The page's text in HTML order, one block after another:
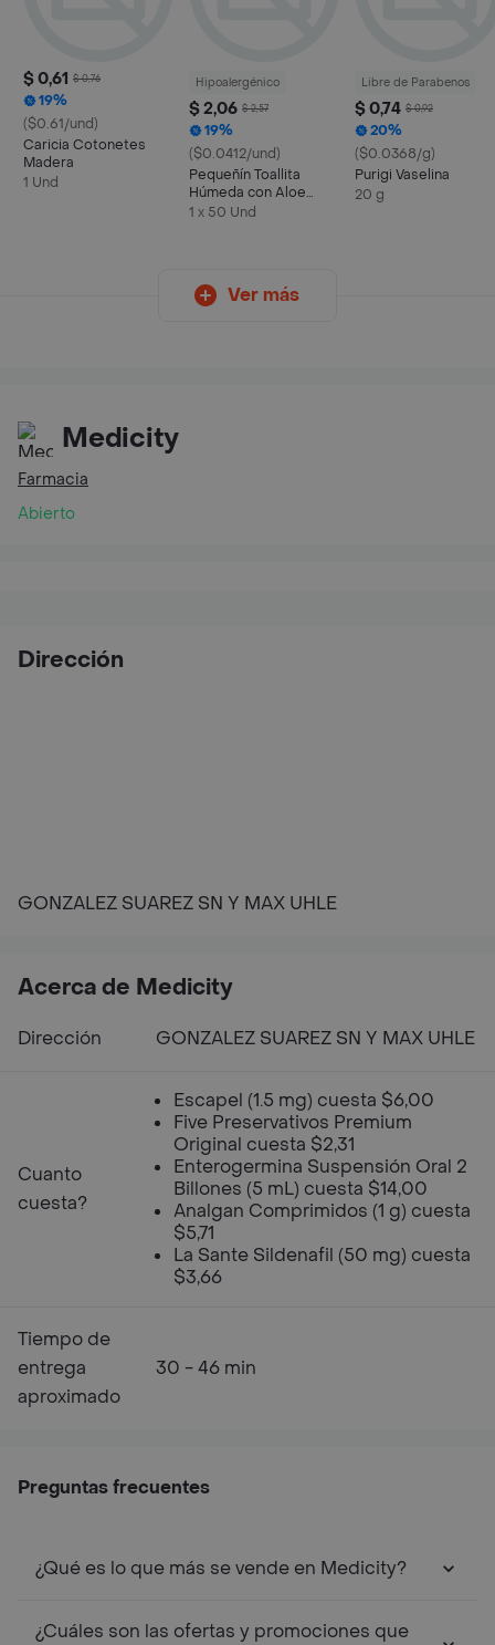
$ 0,61 $ 0,76
19%
($0.61/und)
Caricia Cotonetes
Madera
1 Und
Hipoalergénico
$ 2,06 $ 2,57
19%
($0.0412/und)
Pequeñín Toallita
Húmeda con Aloe
Natural
1 x 50 Und
Libre de Parabenos
$ 0,74 $ 0,92
20%
($0.0368/g)
Purigi Vaselina
20 g
Ver más
Medicity
Farmacia
Abierto
Dirección
GONZALEZ SUAREZ SN Y MAX UHLE
Acerca de Medicity
Dirección GONZALEZ SUAREZ SN Y MAX UHLE
Cuanto
cuesta?
Escapel (1.5 mg) cuesta $6,00
Five Preservativos Premium
Original cuesta $2,31
Enterogermina Suspensión Oral 2
Billones (5 mL) cuesta $14,00
Analgan Comprimidos (1 g) cuesta
$5,71
La Sante Sildenafil (50 mg) cuesta
$3,66
Tiempo de
entrega
aproximado
30 - 46 min
Preguntas frecuentes
¿Qué es lo que más se vende en Medicity?
¿Cuáles son las ofertas y promociones que